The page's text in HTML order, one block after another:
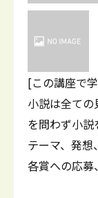
[この講座で
小説は全ての
を問わず小説
テーマ、発想
各賞への応募